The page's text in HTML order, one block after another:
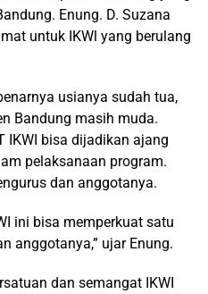
Enung. D. Suzana
untuk IKWl yang berulang
usianya sudah tua,
Bandung masih muda.
IKWI bisa dijadikan ajang
pelaksanaan program.
dan anggotanya.
ini bisa memperkuat satu
anggotanya,” ujar Enung.
dan semangat IKWI